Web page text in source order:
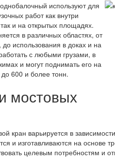
используют для
работ как внутри
и на открытых площадях.
в различных областях, от
до использования в доках и на
с любыми грузами, в
и могут поднимать его на
600 и более тонн.
мостовых
кран варьируется в
и изготавливаются на основе
целевым потребностям и